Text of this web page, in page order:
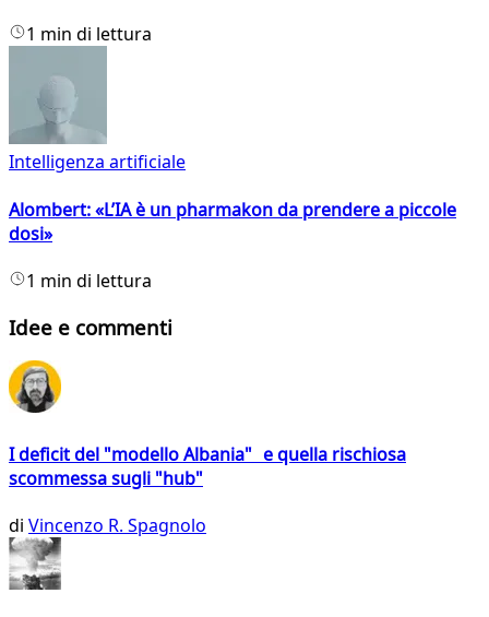
1 min di lettura
Intelligenza artificiale
Alombert: «L’IA è un pharmakon da prendere a piccole
dosi»
1 min di lettura
Idee e commenti
I deficit del "modello Albania" e quella rischiosa
scommessa sugli "hub"
di Vincenzo R. Spagnolo